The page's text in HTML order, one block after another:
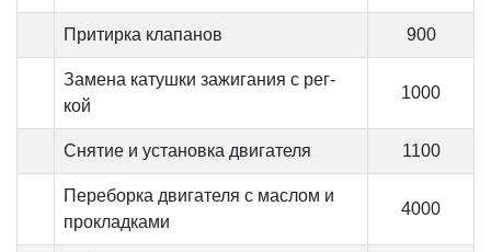
Притирка клапанов 900
Замена катушки зажигания с рег-
кой
1000
Снятие и установка двигателя 1100
Переборка двигателя с маслом и
прокладками
4000